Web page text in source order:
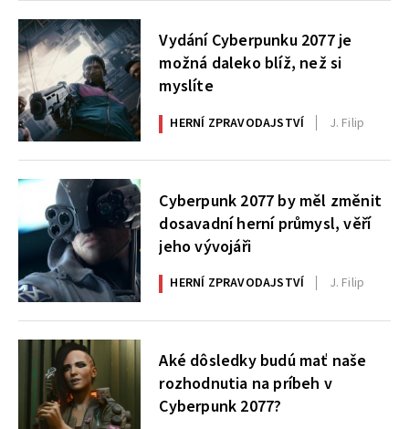
Vydání Cyberpunku 2077 je
možná daleko blíž, než si
myslíte
HERNÍ ZPRAVODAJSTVÍ J. Filip
Cyberpunk 2077 by měl změnit
dosavadní herní průmysl, věří
jeho vývojáři
HERNÍ ZPRAVODAJSTVÍ J. Filip
Aké dôsledky budú mať naše
rozhodnutia na príbeh v
Cyberpunk 2077?